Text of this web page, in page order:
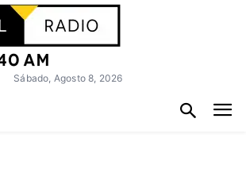
Sábado, Agosto 8, 2026